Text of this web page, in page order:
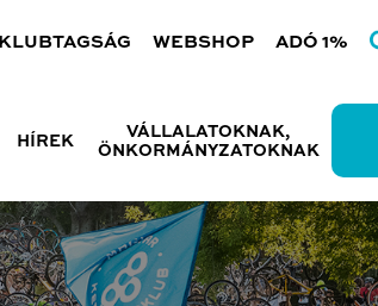
KLUBTAGSÁG WEBSHOP ADÓ 1%
HÍREK
VÁLLALATOKNAK,
ÖNKORMÁNYZATOKNAK